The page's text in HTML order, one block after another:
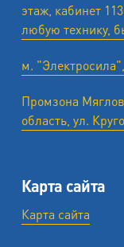
этаж, кабинет
любую технику,
м.
Промзона
область, ул.
Карта сайта
Карта сайта